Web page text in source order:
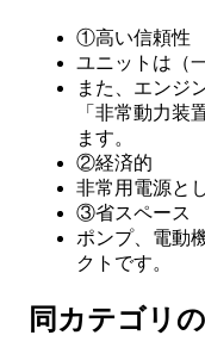
①高い信頼性
ユニットは（
また、エンジ
「非常動力装
ます。
②経済的
非常用電源と
③省スペース
ポンプ、電動
クトです。
同カテゴリ